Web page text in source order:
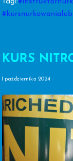
KURS
1 października 2024